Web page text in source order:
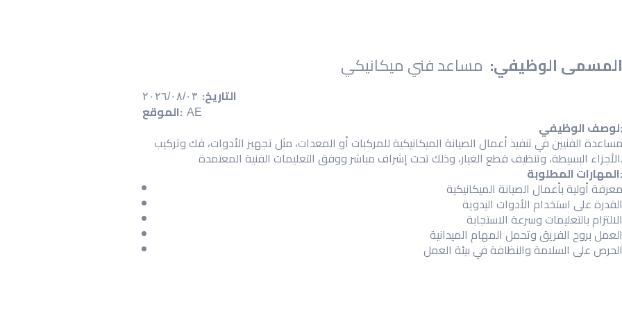
المسمى الوظيفي: مساعد فني ميكانيكي
التاريخ: ٠٣‏/٠٨‏/٢٠٢٦
الموقع: AE
لوصف الوظيفي:
مساعدة الفنيين في تنفيذ أعمال الصيانة الميكانيكية للمركبات أو المعدات، مثل تجهيز الأدوات، فك وتركيب
الأجزاء البسيطة، وتنظيف قطع الغيار، وذلك تحت إشراف مباشر ووفق التعليمات الفنية المعتمدة.
المهارات المطلوبة:
معرفة أولية بأعمال الصيانة الميكانيكية
القدرة على استخدام الأدوات اليدوية
الالتزام بالتعليمات وسرعة الاستجابة
العمل بروح الفريق وتحمل المهام الميدانية
الحرص على السلامة والنظافة في بيئة العمل